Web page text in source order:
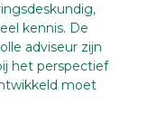
kennis. De
adviseur zijn
het perspectief
moet